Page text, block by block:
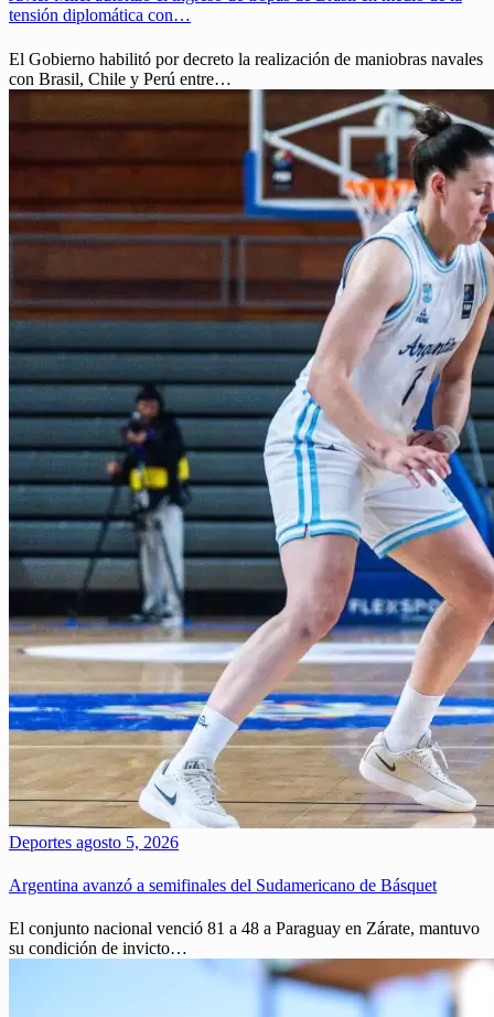
tensión diplomática con…
El Gobierno habilitó por decreto la realización de maniobras navales
con Brasil, Chile y Perú entre…
Deportes agosto 5, 2026
Argentina avanzó a semifinales del Sudamericano de Básquet
El conjunto nacional venció 81 a 48 a Paraguay en Zárate, mantuvo
su condición de invicto…